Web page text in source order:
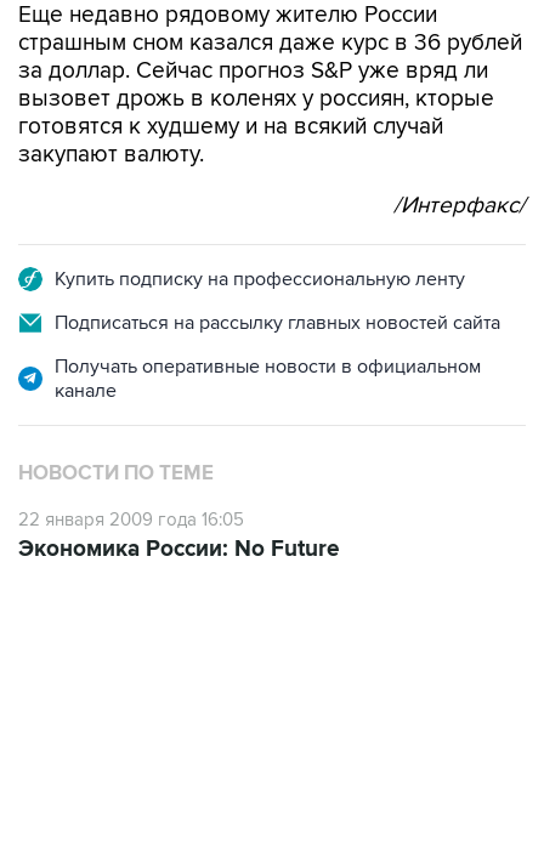
Еще недавно рядовому жителю России
страшным сном казался даже курс в 36 рублей
за доллар. Сейчас прогноз S&P уже вряд ли
вызовет дрожь в коленях у россиян, кторые
готовятся к худшему и на всякий случай
закупают валюту.
/Интерфакс/
Купить подписку на профессиональную ленту
Подписаться на рассылку главных новостей сайта
Получать оперативные новости в официальном
канале
НОВОСТИ ПО ТЕМЕ
22 января 2009 года 16:05
Экономика России: No Future